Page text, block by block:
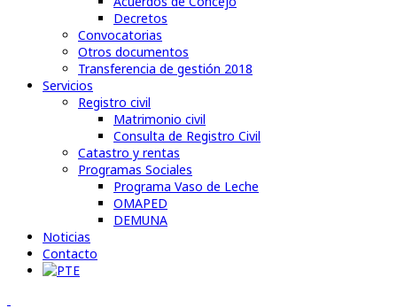
Decretos
Convocatorias
Otros documentos
Transferencia de gestión 2018
Servicios
Registro civil
Matrimonio civil
Consulta de Registro Civil
Catastro y rentas
Programas Sociales
Programa Vaso de Leche
OMAPED
DEMUNA
Noticias
Contacto